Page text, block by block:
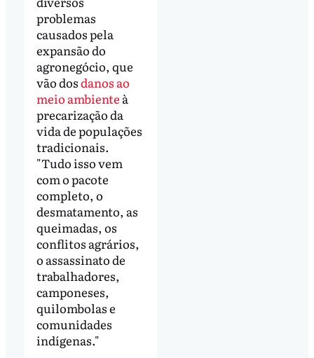
problemas
causados pela
expansão do
agronegócio, que
vão dosdanos ao
meio ambiente à
precarização da
vida de populações
tradicionais.
"Tudo isso vem
com o pacote
completo, o
desmatamento, as
queimadas, os
conflitos agrários,
o assassinato de
trabalhadores,
camponeses,
quilombolas e
comunidades
indígenas."